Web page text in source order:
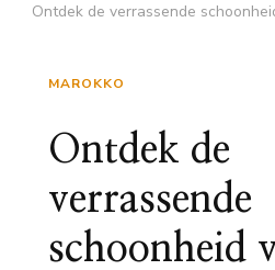
Ontdek de verrassende
MAROKKO
Ontdek de
verrassende
schoonheid